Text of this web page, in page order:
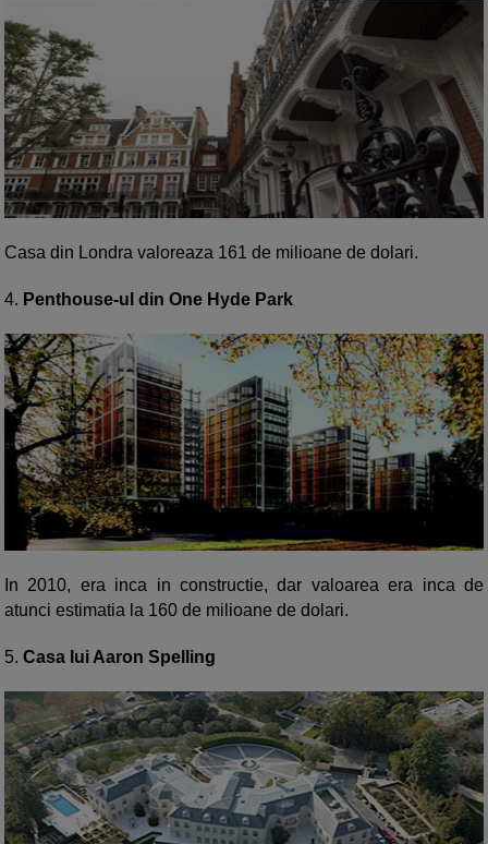
Casa din Londra valoreaza 161 de milioane de dolari.
4. Penthouse-ul din One Hyde Park
In 2010, era inca in constructie, dar valoarea era inca de
atunci estimatia la 160 de milioane de dolari.
5. Casa lui Aaron Spelling